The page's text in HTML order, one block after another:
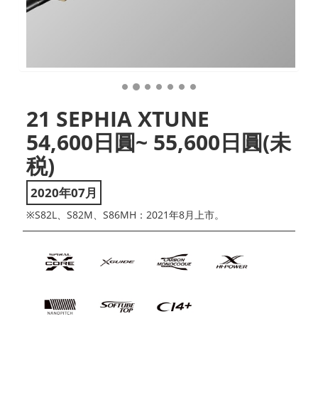
21 SEPHIA XTUNE
54,600日圓~ 55,600日圓(未
税)
2020年07月
※S82L、S82M、S86MH：2021年8月上市。